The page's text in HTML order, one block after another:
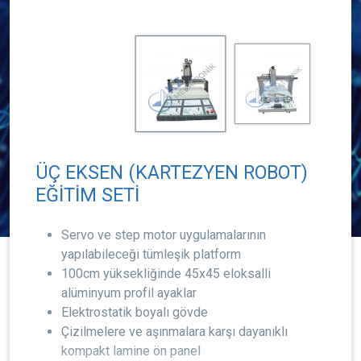
ÜÇ EKSEN (KARTEZYEN ROBOT)
EĞİTİM SETİ
Servo ve step motor uygulamalarının
yapılabileceği tümleşik platform
100cm yüksekliğinde 45x45 eloksalli
alüminyum profil ayaklar
Elektrostatik boyalı gövde
Çizilmelere ve aşınmalara karşı dayanıklı
kompakt lamine ön panel